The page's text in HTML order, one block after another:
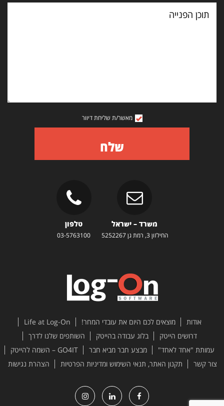
תוכן
הפנייה
מאשר/ת שליחת דיוור
שלח
משרד – ישראל
החילזון 3, רמת גן 5252267
טלפון
03-5763100
אודות מוצאים לכם היום את עובדי המחר!
Life at Log-On
דרושים הייטק
בלוג עבודה בהייטק
השותפים שלנו לדרך
עמותת "אחד לאחד"
מבצע חבר מביא חבר
GO4IT – השמה להייטק
צור קשר
תקנון האתר, תנאי השימוש ומדיניות הפרטיות הצהרת נגישות